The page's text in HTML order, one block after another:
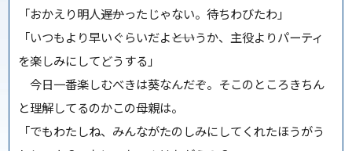
「おかえり明人――遅かったじゃない。待ちわびたわ」
「いつもより早いぐらいだよ――というか、主役よりパーティ
を楽しみにしてどうする」
今日一番楽しむべきは葵なんだぞ。そこのところきちん
と理解してるのかこの母親は。
「でもわたしね、みんながたのしみにしてくれたほうがう